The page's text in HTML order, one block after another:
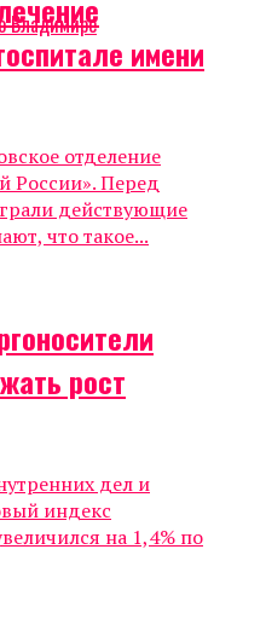
Владимире
имени
отделение
России». Перед
действующие
что такое...
рост
дел и
индекс
на 1,4% по